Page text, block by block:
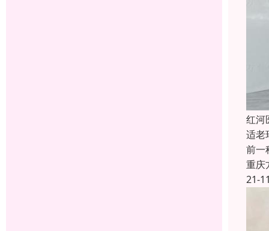
红河
适老
前一
重庆
21-